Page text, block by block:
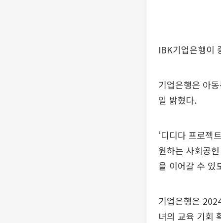
IBK기업은행이
기업은행은 아
일 밝혔다.
‘디디다 프로젝
원하는 사회공
을 이어갈 수 있
기업은행은
녀의 교육 기회